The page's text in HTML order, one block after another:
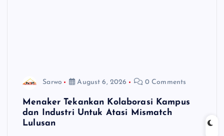
Sarwo August 6, 2026 0 Comments
Menaker Tekankan Kolaborasi Kampus
dan Industri Untuk Atasi Mismatch
Lulusan